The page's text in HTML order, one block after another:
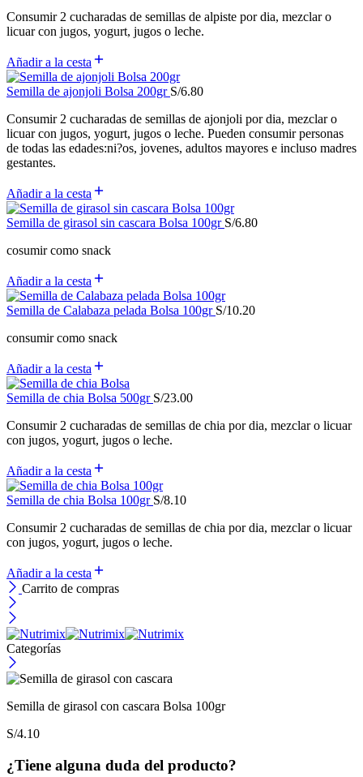
Consumir 2 cucharadas de semillas de alpiste por dia, mezclar o
licuar con jugos, yogurt, jugos o leche.
Añadir a la cesta
Semilla de ajonjoli Bolsa 200gr S/6.80
Consumir 2 cucharadas de semillas de ajonjoli por dia, mezclar o
licuar con jugos, yogurt, jugos o leche. Pueden consumir personas
de todas las edades:ni?os, jovenes, adultos mayores e incluso madres
gestantes.
Añadir a la cesta
Semilla de girasol sin cascara Bolsa 100gr S/6.80
cosumir como snack
Añadir a la cesta
Semilla de Calabaza pelada Bolsa 100gr S/10.20
consumir como snack
Añadir a la cesta
Semilla de chia Bolsa 500gr S/23.00
Consumir 2 cucharadas de semillas de chia por dia, mezclar o licuar
con jugos, yogurt, jugos o leche.
Añadir a la cesta
Semilla de chia Bolsa 100gr S/8.10
Consumir 2 cucharadas de semillas de chia por dia, mezclar o licuar
con jugos, yogurt, jugos o leche.
Añadir a la cesta
Carrito de compras
Categorías
Semilla de girasol con cascara Bolsa 100gr
S/4.10
¿Tiene alguna duda del producto?